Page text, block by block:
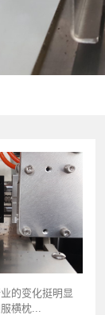
的变化挺明显
横枕...